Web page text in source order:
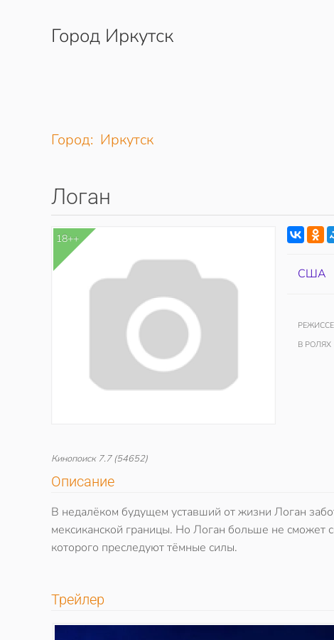
Перейти к содержимому
Город Иркутск
Город: Иркутск
Логан
18++
Кинопоиск 7.7(54652)
США
В РОЛЯХ
Описание
В недалёком будущем уставший от жизни Логан
мексиканской границы. Но Логан больше не сможет
которого преследуют тёмные силы.
Трейлер